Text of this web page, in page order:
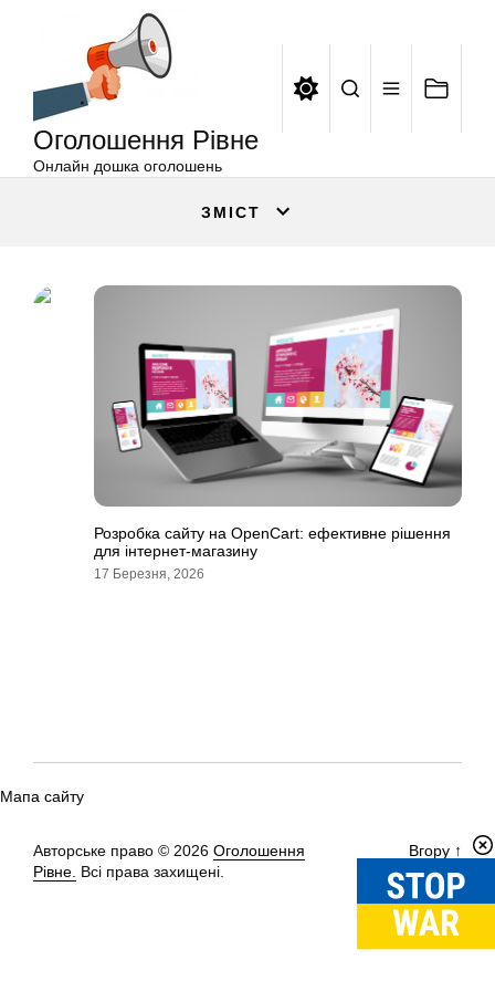
Оголошення Рівне
Онлайн дошка оголошень
ЗМІСТ
Розробка сайту на OpenCart: ефективне рішення
для інтернет-магазину
17 Березня, 2026
Мапа сайту
Авторське право © 2026 Оголошення
Рівне. Всі права захищені.
Вгору ↑